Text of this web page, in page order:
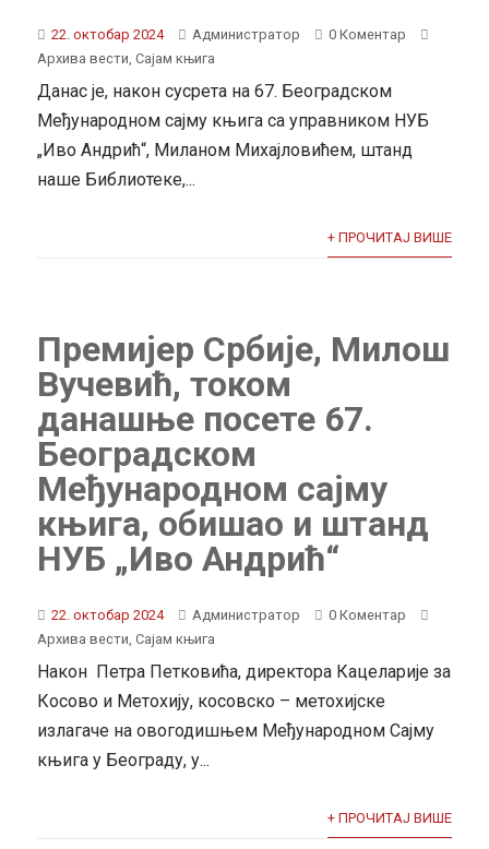
22. октобар 2024 Администратор
0 Коментар
Архива вести ,Сајам књига
Данас је, након сусрета на 67. Београдском
Међународном сајму књига са управником НУБ
„Иво Андрић“, Миланом Михајловићем, штанд
наше Библиотеке,...
+ ПРОЧИТАЈ ВИШЕ
Премијер Србије, Милош
Вучевић, током
данашње посете 67.
Београдском
Међународном сајму
књига, обишао и штанд
НУБ „Иво Андрић“
22. октобар 2024 Администратор
0 Коментар
Архива вести ,Сајам књига
Након Петра Петковића, директора Кацеларије за
Косово и Метохију, косовско – метохијске
излагаче на овогодишњем Међународном Сајму
књига у Београду, у...
+ ПРОЧИТАЈ ВИШЕ